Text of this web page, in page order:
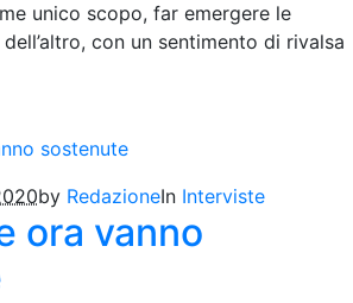
unico scopo, far emergere le
dell’altro, con un sentimento di rivalsa
by RedazioneIn Interviste
ora vanno